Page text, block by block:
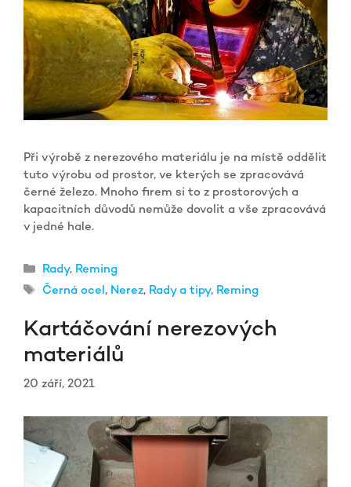
Při výrobě z nerezového materiálu je na místě oddělit
tuto výrobu od prostor, ve kterých se zpracovává
černé železo. Mnoho firem si to z prostorových a
kapacitních důvodů nemůže dovolit a vše zpracovává
v jedné hale.
Rubriky
Rady, Reming
Štítky
Černá ocel, Nerez, Rady a tipy, Reming
Kartáčování nerezových
materiálů
20 září, 2021